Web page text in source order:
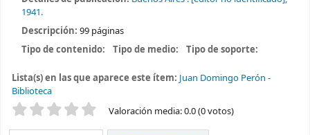
1941.
Descripción: 99 páginas
Tipo de contenido:
Tipo de medio: Tipo de soporte:
Lista(s) en las que aparece este ítem: Juan Domingo Perón -
Biblioteca
Valoración Valoración media: 0.0 (0 votos)